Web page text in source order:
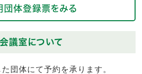
団体登録票をみる
会議室について
団体にて予約を承ります。